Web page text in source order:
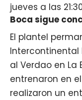
jueves a las
Boca sigue
El plantel
al Verdao en La
entrenaron en
realizaron un